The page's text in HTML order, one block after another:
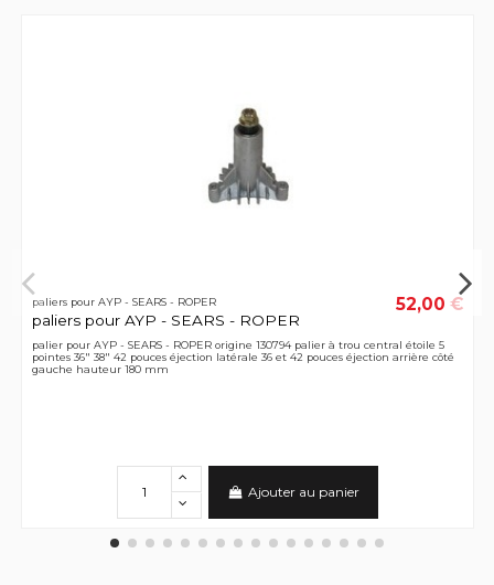
paliers pour AYP - SEARS - ROPER
paliers pour AYP - SEARS - ROPER
52,00 €
palier pour AYP - SEARS - ROPER origine 130794 palier à trou central étoile 5
pointes 36" 38" 42 pouces éjection latérale 36 et 42 pouces éjection arrière côté
gauche hauteur 180 mm
Ajouter au panier